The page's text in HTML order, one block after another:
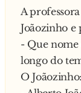
A
Joãozinho
- Que
longo do
O Joãozinho: